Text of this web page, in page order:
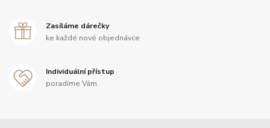
Zasíláme dárečky
ke každé nové objednávce
Individuální přístup
poradíme Vám